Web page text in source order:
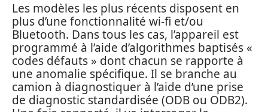
Les modèles les plus récents disposent en
plus d’une fonctionnalité wi-fi et/ou
Bluetooth. Dans tous les cas, l’appareil est
programmé à l’aide d’algorithmes baptisés «
codes défauts » dont chacun se rapporte à
une anomalie spécifique. Il se branche au
camion à diagnostiquer à l’aide d’une prise
de diagnostic standardisée (ODB ou ODB2).